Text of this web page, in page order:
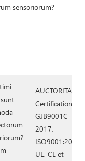
AUCTORITAS:
Certificationes
GJB9001C-
2017,
ISO9001:2015,
UL, CE et